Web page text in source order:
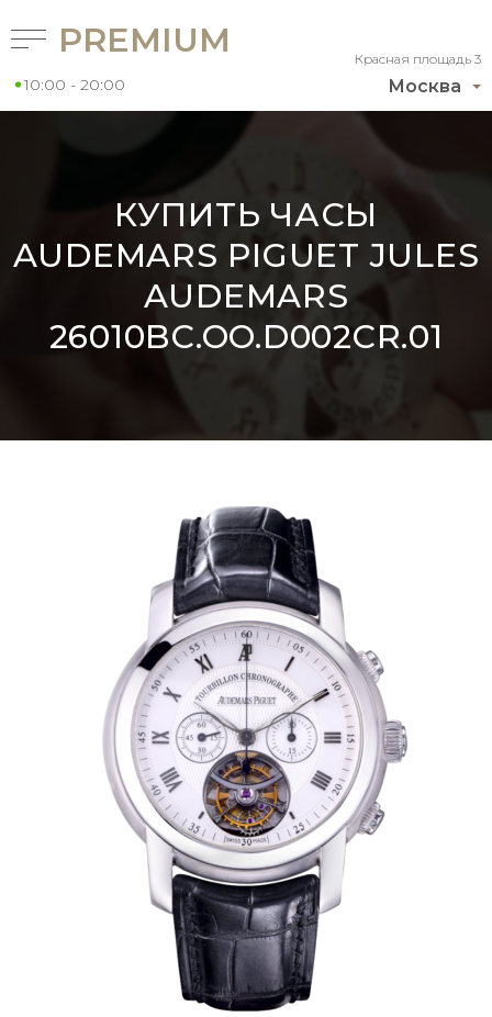
Москва
Красная площадь 3
PREMIUM
10:00 - 20:00
КУПИТЬ ЧАСЫ
AUDEMARS PIGUET JULES
AUDEMARS
26010BC.OO.D002CR.01